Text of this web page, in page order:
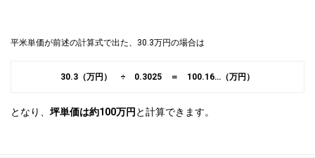
平米単価が前述の計算式で出た、30.3万円の場合は
30.3（万円） ÷ 0.3025 ＝ 100.16…（万円）
となり、 坪単価は約100万円 と計算できます。